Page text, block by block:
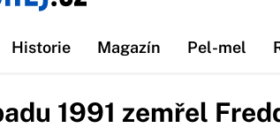
Historie Magazín Pel-mel
1991 zemřel